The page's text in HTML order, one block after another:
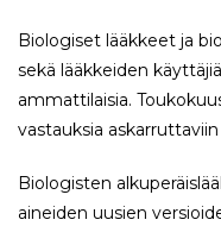
Biologiset lääkkeet ja
sekä lääkkeiden
ammattilaisia.
vastauksia
Biologisten
aineiden uusien